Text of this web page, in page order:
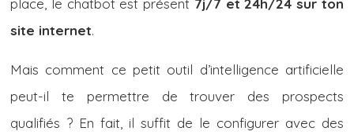
place, le chatbot est présent 7j/7 et 24h/24 sur ton
site internet.
Mais comment ce petit outil d’intelligence artificielle
peut-il te permettre de trouver des prospects
qualifiés ? En fait, il suffit de le configurer avec des